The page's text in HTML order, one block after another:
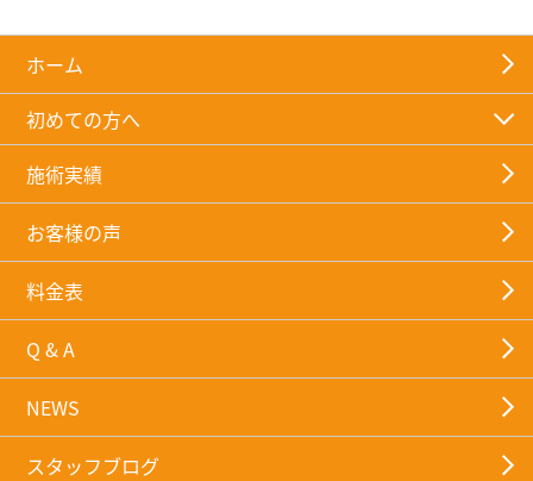
ホーム
初めての方へ
施術実績
お客様の声
料金表
Q & A
NEWS
スタッフブログ